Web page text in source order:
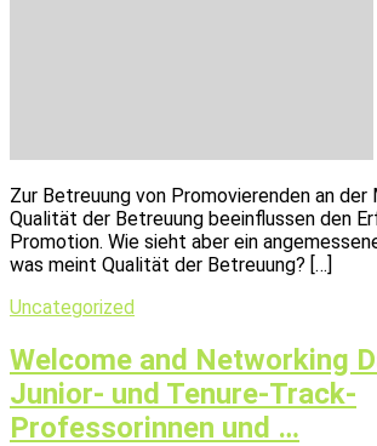
Zur Betreuung von Promovierenden an der
Qualität der Betreuung beeinflussen den
Promotion. Wie sieht aber ein
was meint Qualität der Betreuung? […]
Uncategorized
Welcome and Networking
Junior- und Tenure-Track-
Professorinnen und …